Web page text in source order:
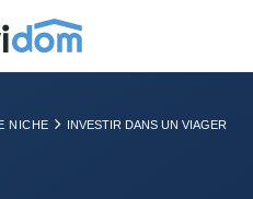
NICHE
INVESTIR DANS UN VIAGER